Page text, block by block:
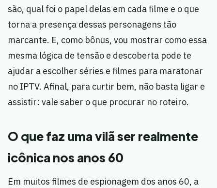
são, qual foi o papel delas em cada filme e o que
torna a presença dessas personagens tão
marcante. E, como bônus, vou mostrar como essa
mesma lógica de tensão e descoberta pode te
ajudar a escolher séries e filmes para maratonar
no IPTV. Afinal, para curtir bem, não basta ligar e
assistir: vale saber o que procurar no roteiro.
O que faz uma vilã ser realmente
icônica nos anos 60
Em muitos filmes de espionagem dos anos 60, a